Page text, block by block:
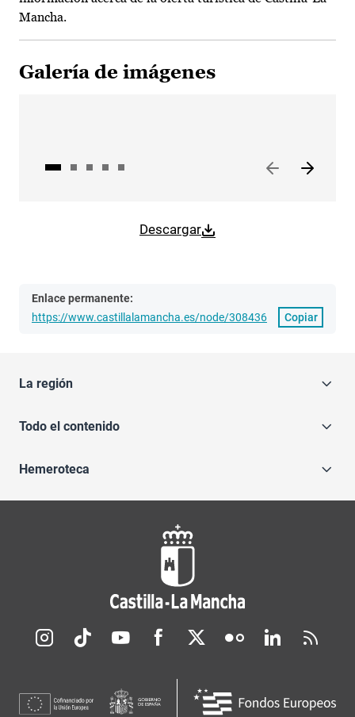
Mancha.
Galería de imágenes
Descargar
Enlace permanente:
https://www.castillalamancha.es/node/308436
Copiar
La región
Todo el contenido
Hemeroteca
Redes sociales JCCM